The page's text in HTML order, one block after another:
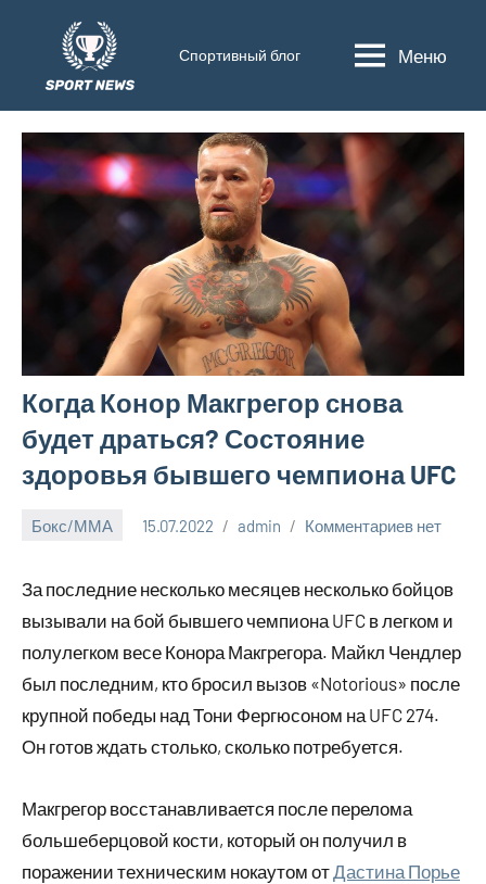
содержимому
sport-
news.pro
Спортивный блог Меню
Когда Конор Макгрегор снова
будет драться? Состояние
здоровья бывшего чемпиона UFC
Бокс/ММА 15.07.2022 admin Комментариев нет
За последние несколько месяцев несколько бойцов
вызывали на бой бывшего чемпиона UFC в легком и
полулегком весе Конора Макгрегора. Майкл Чендлер
был последним, кто бросил вызов «Notorious» после
крупной победы над Тони Фергюсоном на UFC 274.
Он готов ждать столько, сколько потребуется.
Макгрегор восстанавливается после перелома
большеберцовой кости, который он получил в
поражении техническим нокаутом отДастина Порье